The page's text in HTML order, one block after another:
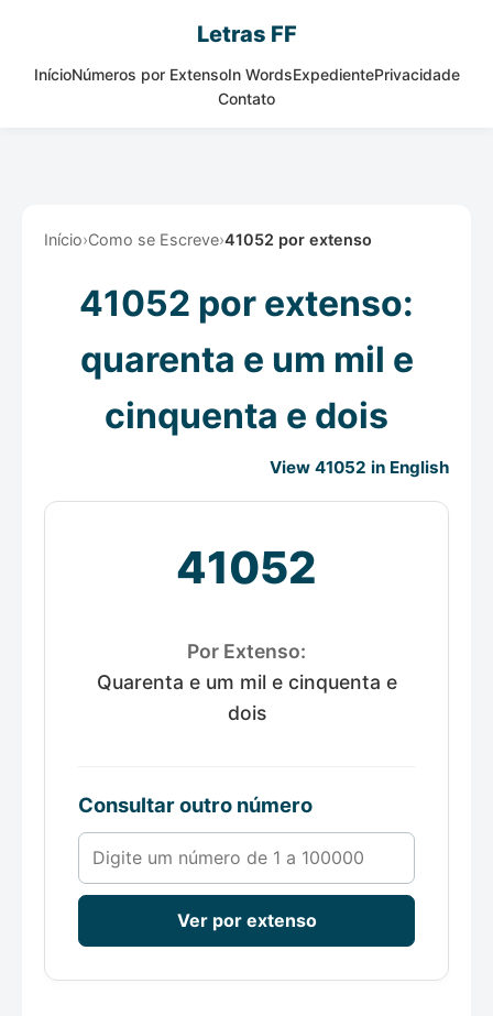
Letras FF
InícioNúmeros por ExtensoIn WordsExpedientePrivacidade
Contato
Início›Como se Escreve›41052 por extenso
41052 por extenso:
quarenta e um mil e
cinquenta e dois
View 41052 in English
41052
Por Extenso:
Quarenta e um mil e cinquenta e
dois
Consultar outro número
Número de 1 a 100000
Ver por extenso